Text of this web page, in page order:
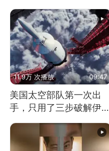
的
11.9万 次播放 09:47
美国太空部队第一次出
手，只用了三步破解伊朗